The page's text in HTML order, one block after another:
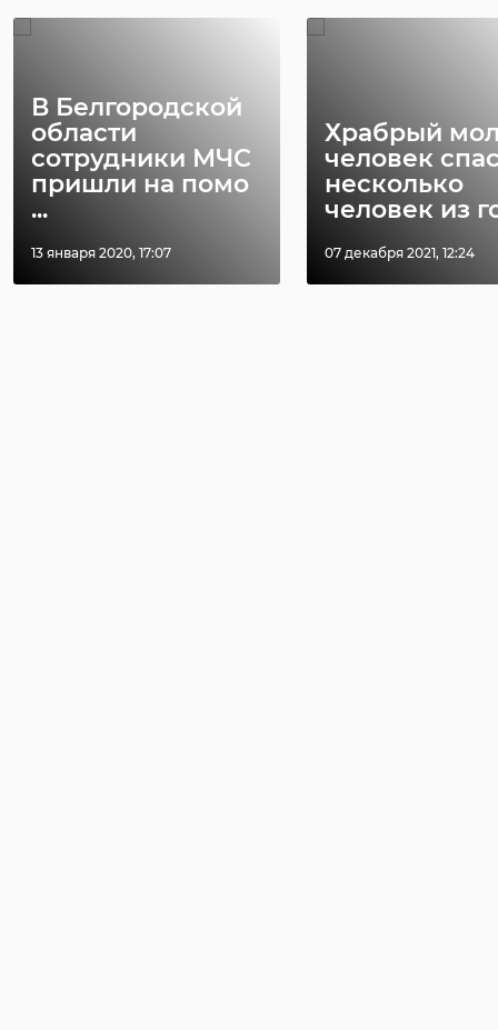
В Белгородской
области
сотрудники МЧС
пришли на помо
...
13 января 2020, 17:07
Храбрый
человек
несколько
человек из
07 декабря 2021, 12:24